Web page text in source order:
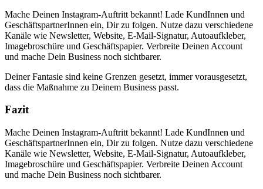
Mache Deinen Instagram-Auftritt bekannt! Lade KundInnen und
GeschäftspartnerInnen ein, Dir zu folgen. Nutze dazu verschiedene
Kanäle wie Newsletter, Website, E-Mail-Signatur, Autoaufkleber,
Imagebroschüre und Geschäftspapier. Verbreite Deinen Account
und mache Dein Business noch sichtbarer.
Deiner Fantasie sind keine Grenzen gesetzt, immer vorausgesetzt,
dass die Maßnahme zu Deinem Business passt.
Fazit
Mache Deinen Instagram-Auftritt bekannt! Lade KundInnen und
GeschäftspartnerInnen ein, Dir zu folgen. Nutze dazu verschiedene
Kanäle wie Newsletter, Website, E-Mail-Signatur, Autoaufkleber,
Imagebroschüre und Geschäftspapier. Verbreite Deinen Account
und mache Dein Business noch sichtbarer.